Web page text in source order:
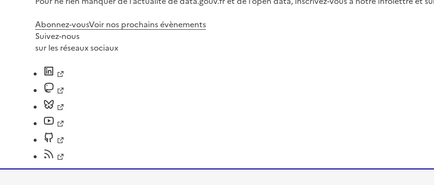
Abonnez-vousVoir nos prochains évènements
Suivez-nous
sur les réseaux sociaux